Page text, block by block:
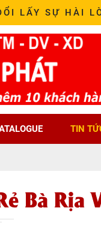
LẤY SỰ HÀI
TIN
Bà Rịa